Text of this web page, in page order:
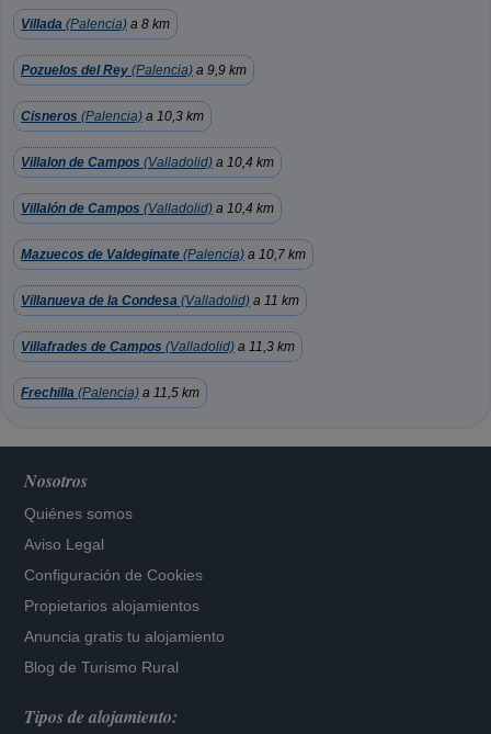
Villada (Palencia) a 8 km
Pozuelos del Rey (Palencia) a 9,9 km
Cisneros (Palencia) a 10,3 km
Villalon de Campos (Valladolid) a 10,4 km
Villalón de Campos (Valladolid) a 10,4 km
Mazuecos de Valdeginate (Palencia) a 10,7 km
Villanueva de la Condesa (Valladolid) a 11 km
Villafrades de Campos (Valladolid) a 11,3 km
Frechilla (Palencia) a 11,5 km
Nosotros
Quiénes somos
Aviso Legal
Configuración de Cookies
Propietarios alojamientos
Anuncia gratis tu alojamiento
Blog de Turismo Rural
Tipos de alojamiento: